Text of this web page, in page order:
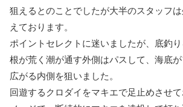
狙えるとのことでしたが大半のスタッフ
えております。
ポイントセレクトに迷いましたが、底釣
根が荒く潮が通す外側はパスして、海底
広がる内側を狙いました。
回遊するクロダイをマキエで足止めさせ